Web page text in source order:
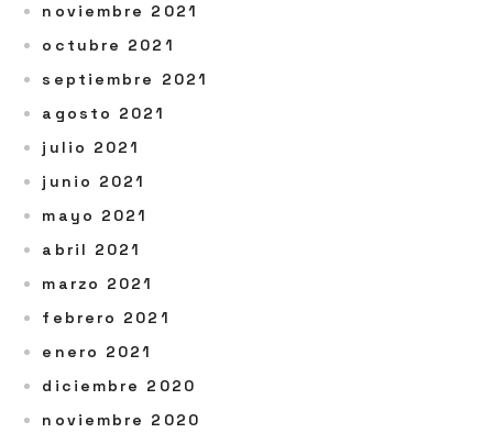
noviembre 2021
octubre 2021
septiembre 2021
agosto 2021
julio 2021
junio 2021
mayo 2021
abril 2021
marzo 2021
febrero 2021
enero 2021
diciembre 2020
noviembre 2020